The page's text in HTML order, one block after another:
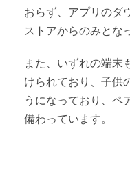
おらず、アプリのダ
ストアからのみとな
また、いずれの端末
けられており、子供
うになっており、ペ
備わっています。